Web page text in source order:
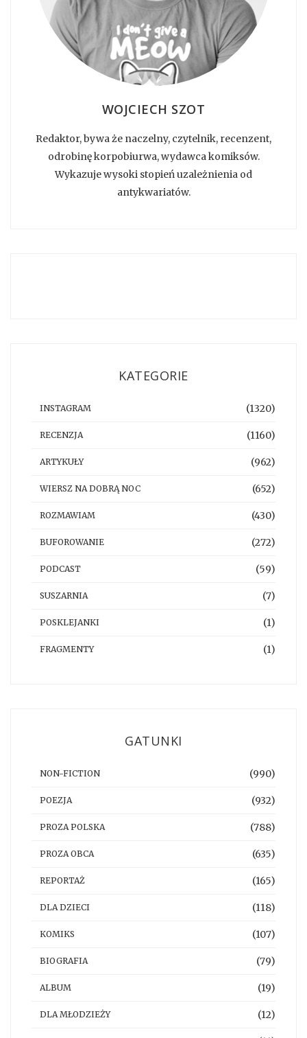
WOJCIECH SZOT
Redaktor, bywa że naczelny, czytelnik, recenzent,
odrobinę korpobiurwa, wydawca komiksów.
Wykazuje wysoki stopień uzależnienia od
antykwariatów.
KATEGORIE
INSTAGRAM (1320)
RECENZJA (1160)
ARTYKUŁY (962)
WIERSZ NA DOBRĄ NOC (652)
ROZMAWIAM (430)
BUFOROWANIE (272)
PODCAST (59)
SUSZARNIA (7)
POSKLEJANKI (1)
FRAGMENTY (1)
GATUNKI
NON-FICTION (990)
POEZJA (932)
PROZA POLSKA (788)
PROZA OBCA (635)
REPORTAŻ (165)
DLA DZIECI (118)
KOMIKS (107)
BIOGRAFIA (79)
ALBUM (19)
DLA MŁODZIEŻY (12)